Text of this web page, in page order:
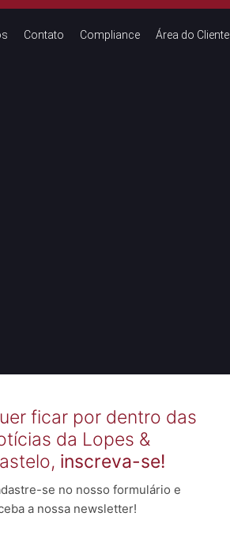
Contato Compliance Área do Cliente
ficar por dentro das
da Lopes &
inscreva-se!
se no nosso formulário e
a nossa newsletter!